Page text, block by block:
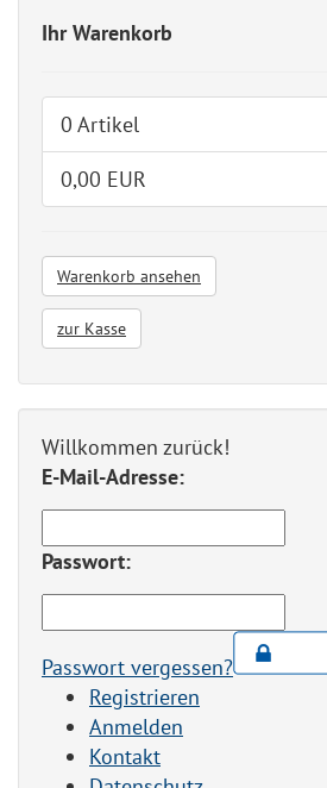
Ihr Warenkorb
0 Artikel
0,00 EUR
Warenkorb ansehen
zur Kasse
Willkommen zurück!
E-Mail-Adresse:
Passwort:
Passwort vergessen?
Registrieren
Anmelden
Kontakt